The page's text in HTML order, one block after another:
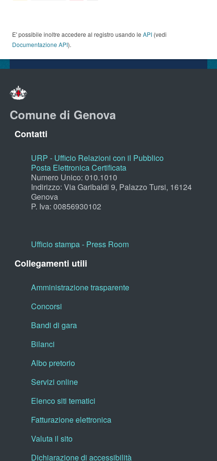
E' possibile inoltre accedere al registro usando le API (vedi
Documentazione API).
Comune di Genova
Contatti
URP - Ufficio Relazioni con il Pubblico
Posta Elettronica Certificata
Numero Unico: 010.1010
Indirizzo: Via Garibaldi 9, Palazzo Tursi, 16124
Genova
P. Iva: 00856930102
Ufficio stampa - Press Room
Collegamenti utili
Amministrazione trasparente
Concorsi
Bandi di gara
Bilanci
Albo pretorio
Servizi online
Elenco siti tematici
Fatturazione elettronica
Valuta il sito
Dichiarazione di accessibilità